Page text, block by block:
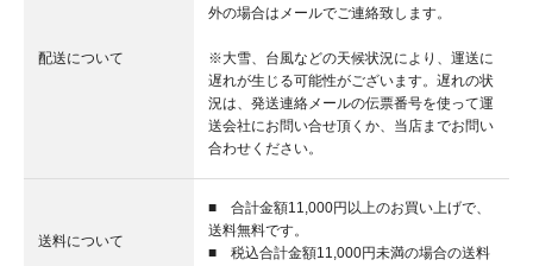
配送について
外の場合はメールでご連絡致します。
※大雪、台風などの天候状況により、運送に
遅れが生じる可能性がございます。遅れの状
況は、発送連絡メールの伝票番号を使って運
送会社にお問い合せ頂くか、当店までお問い
合わせください。
送料について
■ 合計金額11,000円以上のお買い上げで、
送料無料です。
■ 税込合計金額11,000円未満の場合の送料